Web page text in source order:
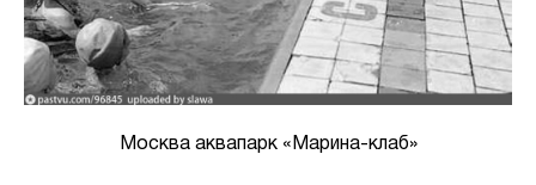
Москва аквапарк «Марина-клаб»